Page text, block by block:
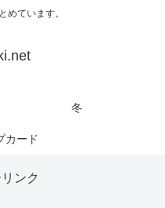
めています。
冬
カード
ンク